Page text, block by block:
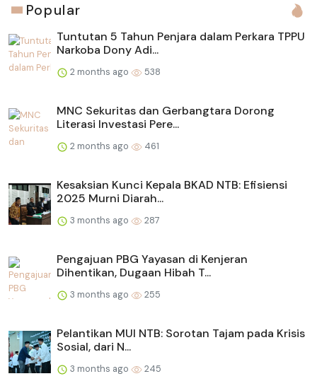
Popular
Tuntutan 5 Tahun Penjara dalam Perkara TPPU
Narkoba Dony Adi...
2 months ago 538
MNC Sekuritas dan Gerbangtara Dorong
Literasi Investasi Pere...
2 months ago 461
Kesaksian Kunci Kepala BKAD NTB: Efisiensi
2025 Murni Diarah...
3 months ago 287
Pengajuan PBG Yayasan di Kenjeran
Dihentikan, Dugaan Hibah T...
3 months ago 255
Pelantikan MUI NTB: Sorotan Tajam pada Krisis
Sosial, dari N...
3 months ago 245